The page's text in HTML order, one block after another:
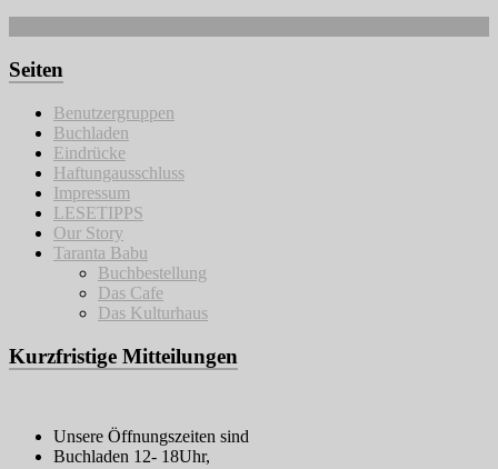
Seiten
Benutzergruppen
Buchladen
Eindrücke
Haftungausschluss
Impressum
LESETIPPS
Our Story
Taranta Babu
Buchbestellung
Das Cafe
Das Kulturhaus
Kurzfristige Mitteilungen
Unsere Öffnungszeiten sind
Buchladen 12- 18Uhr,